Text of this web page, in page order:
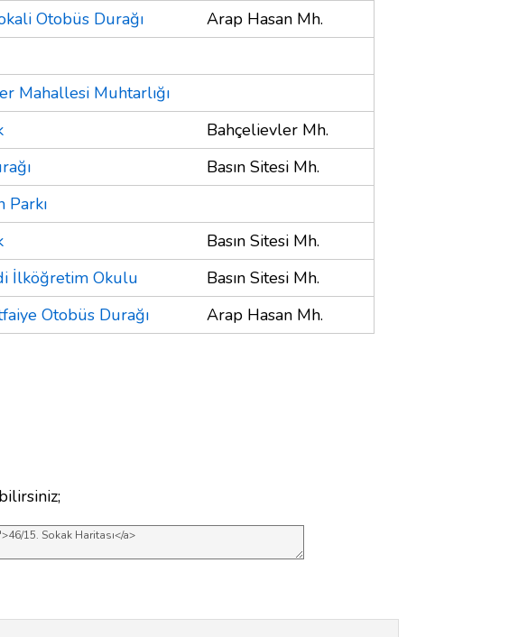
Otobüs Durağı
Arap Hasan Mh.
Mahallesi Muhtarlığı
Bahçelievler Mh.
Basın Sitesi Mh.
Parkı
Basın Sitesi Mh.
İlköğretim Okulu
Basın Sitesi Mh.
Otobüs Durağı
Arap Hasan Mh.